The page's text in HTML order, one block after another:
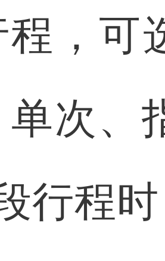
程，可
单次、
行程